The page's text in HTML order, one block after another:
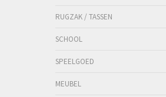
RUGZAK / TASSEN
SCHOOL
SPEELGOED
MEUBEL